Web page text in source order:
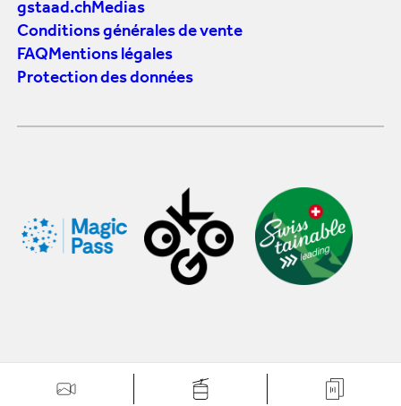
gstaad.chMedias
Conditions générales de vente
FAQMentions légales
Protection des données